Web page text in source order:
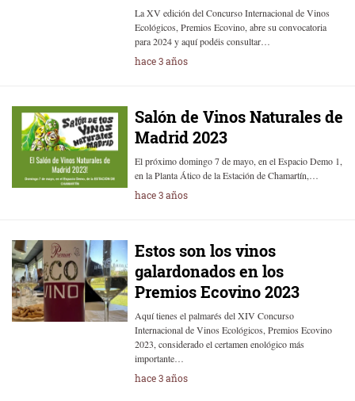
La XV edición del Concurso Internacional de Vinos
Ecológicos, Premios Ecovino, abre su convocatoria
para 2024 y aquí podéis consultar…
hace 3 años
Salón de Vinos Naturales de
Madrid 2023
El próximo domingo 7 de mayo, en el Espacio Demo 1,
en la Planta Ático de la Estación de Chamartín,…
hace 3 años
Estos son los vinos
galardonados en los
Premios Ecovino 2023
Aquí tienes el palmarés del XIV Concurso
Internacional de Vinos Ecológicos, Premios Ecovino
2023, considerado el certamen enológico más
importante…
hace 3 años